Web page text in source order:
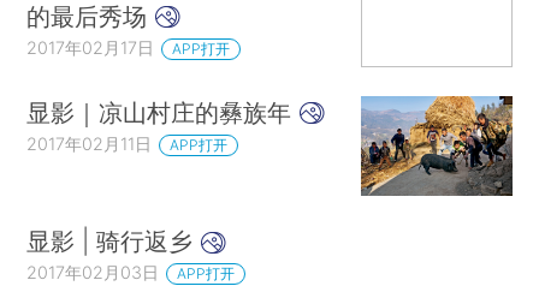
的最后秀场
2017年02月17日 APP打开
显影｜凉山村庄的彝族年
2017年02月11日 APP打开
显影 | 骑行返乡
2017年02月03日 APP打开